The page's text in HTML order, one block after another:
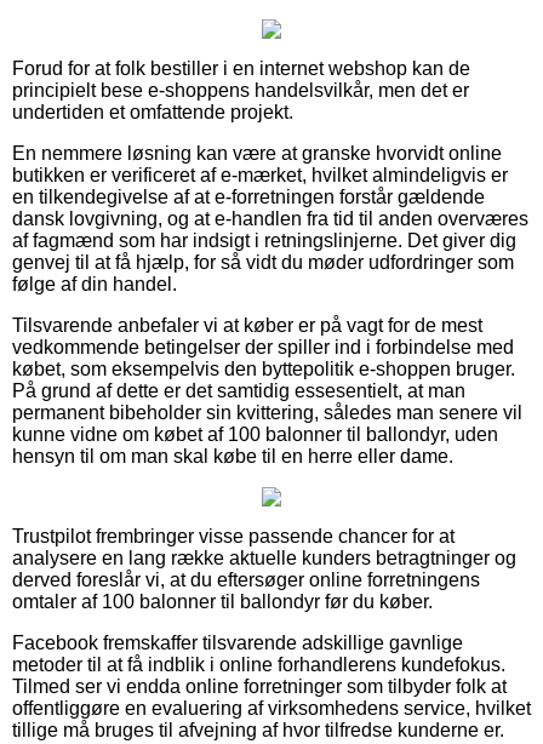
Forud for at folk bestiller i en internet webshop kan de
principielt bese e-shoppens handelsvilkår, men det er
undertiden et omfattende projekt.
En nemmere løsning kan være at granske hvorvidt online
butikken er verificeret af e-mærket, hvilket almindeligvis er
en tilkendegivelse af at e-forretningen forstår gældende
dansk lovgivning, og at e-handlen fra tid til anden overværes
af fagmænd som har indsigt i retningslinjerne. Det giver dig
genvej til at få hjælp, for så vidt du møder udfordringer som
følge af din handel.
Tilsvarende anbefaler vi at køber er på vagt for de mest
vedkommende betingelser der spiller ind i forbindelse med
købet, som eksempelvis den byttepolitik e-shoppen bruger.
På grund af dette er det samtidig essesentielt, at man
permanent bibeholder sin kvittering, således man senere vil
kunne vidne om købet af 100 balonner til ballondyr, uden
hensyn til om man skal købe til en herre eller dame.
Trustpilot frembringer visse passende chancer for at
analysere en lang række aktuelle kunders betragtninger og
derved foreslår vi, at du eftersøger online forretningens
omtaler af 100 balonner til ballondyr før du køber.
Facebook fremskaffer tilsvarende adskillige gavnlige
metoder til at få indblik i online forhandlerens kundefokus.
Tilmed ser vi endda online forretninger som tilbyder folk at
offentliggøre en evaluering af virksomhedens service, hvilket
tillige må bruges til afvejning af hvor tilfredse kunderne er.